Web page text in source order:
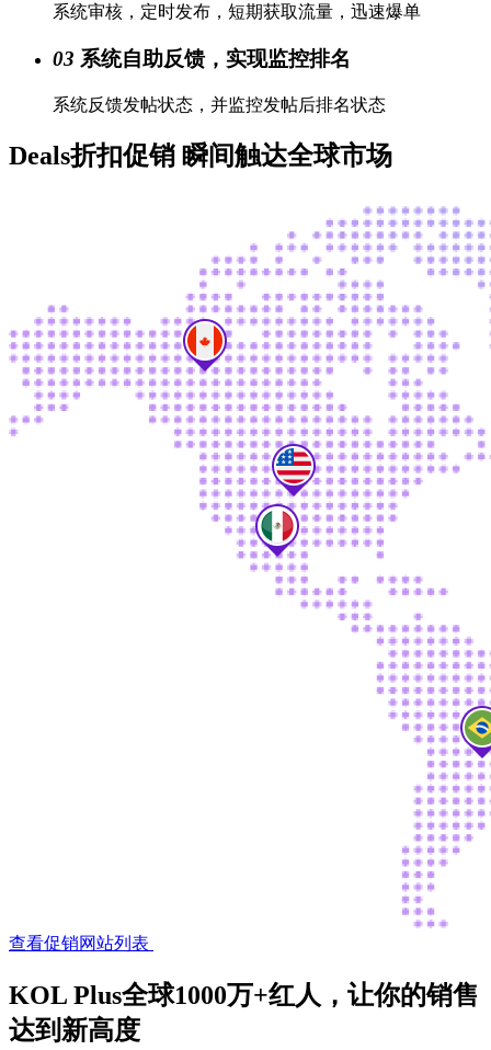
系统审核，定时发布，短期获取流量，迅速爆单
03 系统自助反馈，实现监控排名
系统反馈发帖状态，并监控发帖后排名状态
Deals折扣促销 瞬间触达全球市场
查看促销网站列表
KOL Plus全球1000万+红人，让你的销售
达到新高度